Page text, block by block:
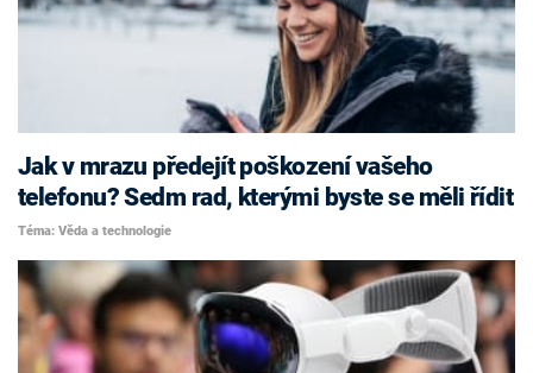
Jak v mrazu předejít poškození vašeho
telefonu? Sedm rad, kterými byste se měli řídit
Téma: Věda a technologie